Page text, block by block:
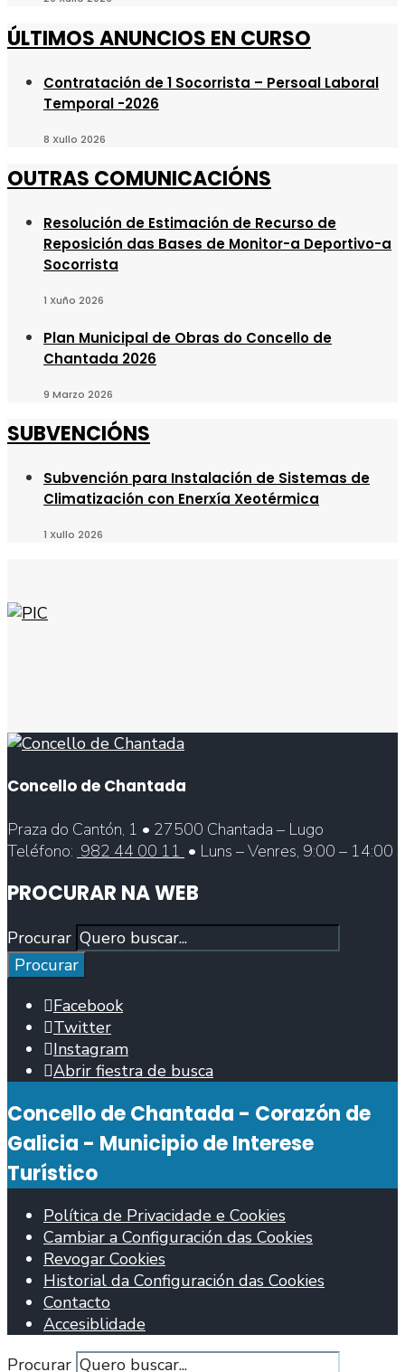
ÚLTIMOS ANUNCIOS EN CURSO
Contratación de 1 Socorrista – Persoal Laboral
Temporal -2026
8 Xullo 2026
OUTRAS COMUNICACIÓNS
Resolución de Estimación de Recurso de
Reposición das Bases de Monitor-a Deportivo-a
Socorrista
1 Xuño 2026
Plan Municipal de Obras do Concello de
Chantada 2026
9 Marzo 2026
SUBVENCIÓNS
Subvención para Instalación de Sistemas de
Climatización con Enerxía Xeotérmica
1 Xullo 2026
Concello de Chantada
Praza do Cantón, 1 • 27500 Chantada – Lugo
Teléfono: 982 44 00 11 • Luns – Venres, 9:00 – 14:00
PROCURAR NA WEB
Procurar
Procurar
Facebook
Twitter
Instagram
Abrir fiestra de busca
Concello de Chantada - Corazón de
Galicia - Municipio de Interese
Turístico
Política de Privacidade e Cookies
Cambiar a Configuración das Cookies
Revogar Cookies
Historial da Configuración das Cookies
Contacto
Accesiblidade
Procurar